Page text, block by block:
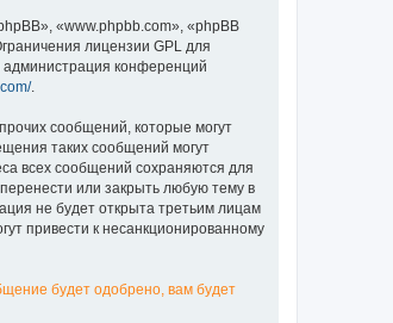
«www.phpbb.com», «phpBB
лицензии GPL для
администрация конференций
.
сообщений, которые могут
таких сообщений могут
всех сообщений сохраняются для
или закрыть любую тему в
не будет открыта третьим лицам
привести к несанкционированному
будет одобрено, вам будет